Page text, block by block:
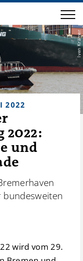
Iven Krämer
2022
2022:
und
bundesweiten
wird vom 29.